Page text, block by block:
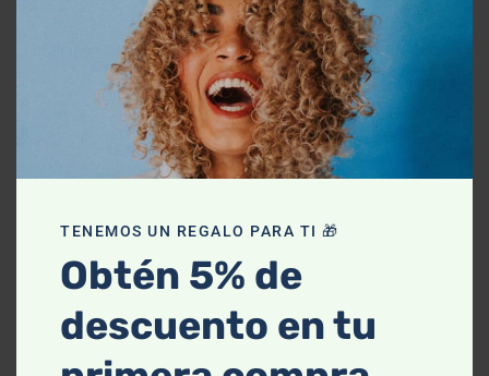
TENEMOS UN REGALO PARA TI 🎁
Obtén 5% de
descuento en tu